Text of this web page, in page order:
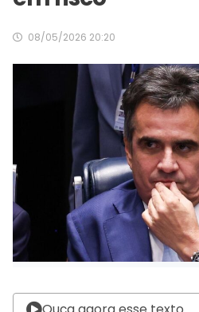
08/05/2026 20:20